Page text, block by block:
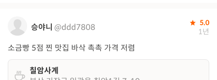
승야니 @ddd7808 5.0
1년
소금빵 5점 찐 맛집 바삭 촉촉 가격 저렴
칠암사계